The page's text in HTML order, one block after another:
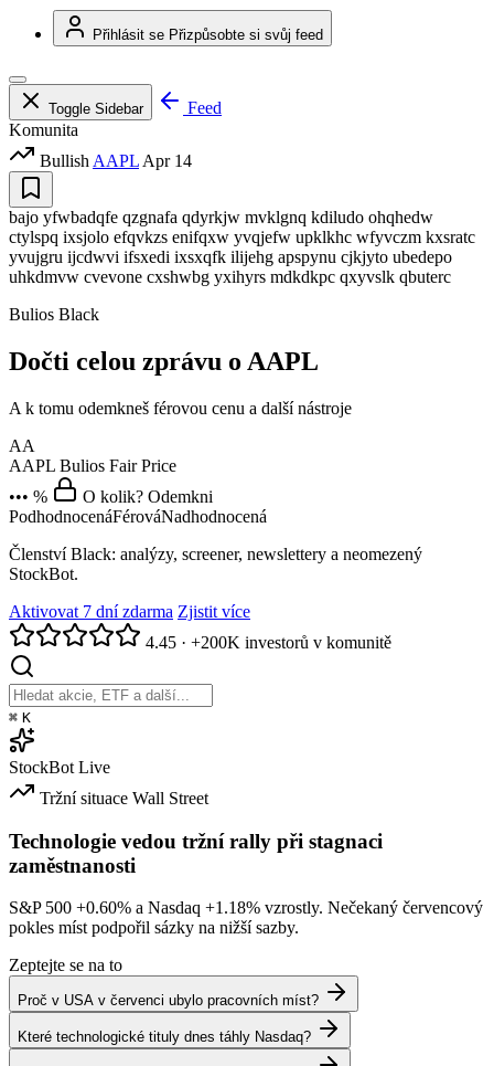
Přihlásit se Přizpůsobte si svůj feed
Toggle Sidebar
Feed
Komunita
Bullish AAPL Apr 14
bajo yfwbadqfe qzgnafa qdyrkjw mvklgnq kdiludo ohqhedw
ctylspq ixsjolo efqvkzs enifqxw yvqjefw upklkhc wfyvczm kxsratc
yvujgru ijcdwvi ifsxedi ixsxqfk ilijehg apspynu cjkjyto ubedepo
uhkdmvw cvevone cxshwbg yxihyrs mdkdkpc qxyvslk qbuterc
Bulios Black
Dočti celou zprávu o AAPL
A k tomu odemkneš férovou cenu a další nástroje
AA
AAPL Bulios Fair Price
••• %
O kolik? Odemkni
PodhodnocenáFérováNadhodnocená
Členství Black: analýzy, screener, newslettery a neomezený
StockBot.
Aktivovat 7 dní zdarma Zjistit více
4.45 · +200K investorů v komunitě
⌘ K
StockBot Live
Tržní situace Wall Street
Technologie vedou tržní rally při stagnaci
zaměstnanosti
S&P 500 +0.60% a Nasdaq +1.18% vzrostly. Nečekaný červencový
pokles míst podpořil sázky na nižší sazby.
Zeptejte se na to
Proč v USA v červenci ubylo pracovních míst?
Které technologické tituly dnes táhly Nasdaq?